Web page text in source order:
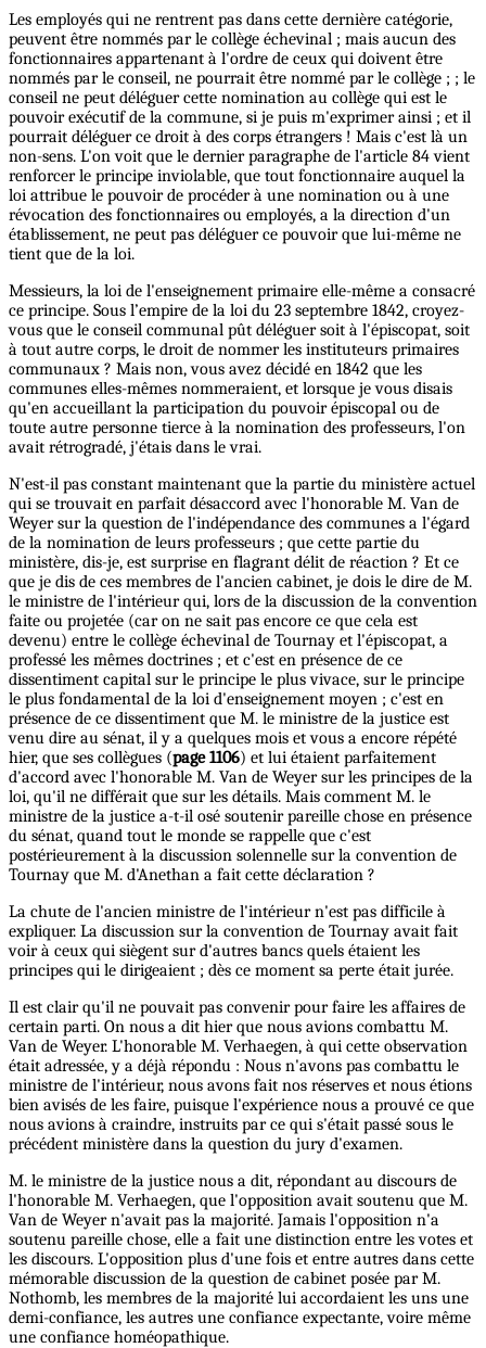
Les employés qui ne rentrent pas dans cette dernière catégorie,
peuvent être nommés par le collège échevinal ; mais aucun des
fonctionnaires appartenant à l'ordre de ceux qui doivent être
nommés par le conseil, ne pourrait être nommé par le collège ; ; le
conseil ne peut déléguer cette nomination au collège qui est le
pouvoir exécutif de la commune, si je puis m'exprimer ainsi ; et il
pourrait déléguer ce droit à des corps étrangers ! Mais c'est là un
non-sens. L'on voit que le dernier paragraphe de l'article 84 vient
renforcer le principe inviolable, que tout fonctionnaire auquel la
loi attribue le pouvoir de procéder à une nomination ou à une
révocation des fonctionnaires ou employés, a la direction d'un
établissement, ne peut pas déléguer ce pouvoir que lui-même ne
tient que de la loi.
Messieurs, la loi de l'enseignement primaire elle-même a consacré
ce principe. Sous l’empire de la loi du 23 septembre 1842, croyez-
vous que le conseil communal pût déléguer soit à l'épiscopat, soit
à tout autre corps, le droit de nommer les instituteurs primaires
communaux ? Mais non, vous avez décidé en 1842 que les
communes elles-mêmes nommeraient, et lorsque je vous disais
qu'en accueillant la participation du pouvoir épiscopal ou de
toute autre personne tierce à la nomination des professeurs, l'on
avait rétrogradé, j'étais dans le vrai.
N'est-il pas constant maintenant que la partie du ministère actuel
qui se trouvait en parfait désaccord avec l'honorable M. Van de
Weyer sur la question de l'indépendance des communes a l'égard
de la nomination de leurs professeurs ; que cette partie du
ministère, dis-je, est surprise en flagrant délit de réaction ? Et ce
que je dis de ces membres de l'ancien cabinet, je dois le dire de M.
le ministre de l'intérieur qui, lors de la discussion de la convention
faite ou projetée (car on ne sait pas encore ce que cela est
devenu) entre le collège échevinal de Tournay et l'épiscopat, a
professé les mêmes doctrines ; et c'est en présence de ce
dissentiment capital sur le principe le plus vivace, sur le principe
le plus fondamental de la loi d'enseignement moyen ; c'est en
présence de ce dissentiment que M. le ministre de la justice est
venu dire au sénat, il y a quelques mois et vous a encore répété
hier, que ses collègues (page 1106) et lui étaient parfaitement
d'accord avec l'honorable M. Van de Weyer sur les principes de la
loi, qu'il ne différait que sur les détails. Mais comment M. le
ministre de la justice a-t-il osé soutenir pareille chose en présence
du sénat, quand tout le monde se rappelle que c'est
postérieurement à la discussion solennelle sur la convention de
Tournay que M. d'Anethan a fait cette déclaration ?
La chute de l'ancien ministre de l'intérieur n'est pas difficile à
expliquer. La discussion sur la convention de Tournay avait fait
voir à ceux qui siègent sur d'autres bancs quels étaient les
principes qui le dirigeaient ; dès ce moment sa perte était jurée.
Il est clair qu'il ne pouvait pas convenir pour faire les affaires de
certain parti. On nous a dit hier que nous avions combattu M.
Van de Weyer. L'honorable M. Verhaegen, à qui cette observation
était adressée, y a déjà répondu : Nous n'avons pas combattu le
ministre de l'intérieur, nous avons fait nos réserves et nous étions
bien avisés de les faire, puisque l'expérience nous a prouvé ce que
nous avions à craindre, instruits par ce qui s'était passé sous le
précédent ministère dans la question du jury d'examen.
M. le ministre de la justice nous a dit, répondant au discours de
l'honorable M. Verhaegen, que l'opposition avait soutenu que M.
Van de Weyer n'avait pas la majorité. Jamais l'opposition n'a
soutenu pareille chose, elle a fait une distinction entre les votes et
les discours. L'opposition plus d'une fois et entre autres dans cette
mémorable discussion de la question de cabinet posée par M.
Nothomb, les membres de la majorité lui accordaient les uns une
demi-confiance, les autres une confiance expectante, voire même
une confiance homéopathique.